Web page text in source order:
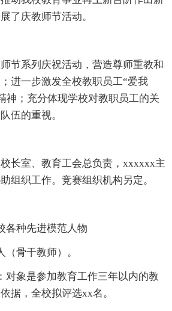
了庆教师节活动。
节系列庆祝活动，营造尊师重教和
进一步激发全校教职员工“爱我
神；充分体现学校对教职员工的关
伍的重视。
长室、教育工会总负责，xxxxxx主
组织工作。竞赛组织机构另定。
各种先进模范人物
（骨干教师）。
对象是参加教育工作三年以内的教
据，全校拟评选xx名。